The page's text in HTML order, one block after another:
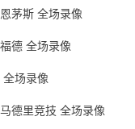
茅斯 全场录像
德 全场录像
场录像
德里竞技 全场录像